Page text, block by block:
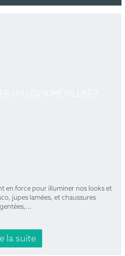
en force pour illuminer nos looks et
jupes lamées, et chaussures
...
la suite